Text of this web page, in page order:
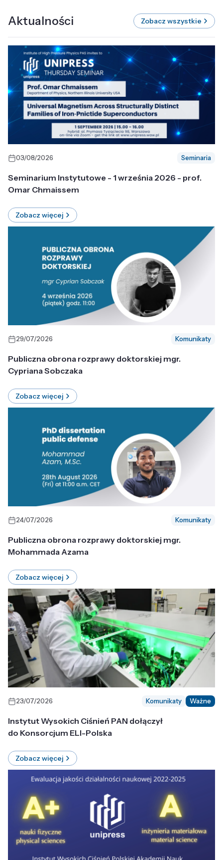
Aktualności Zobacz wszystkie
03/08/2026 Seminaria
Seminarium Instytutowe - 1 września 2026 - prof.
Omar Chmaissem
Zobacz więcej
29/07/2026 Komunikaty
Publiczna obrona rozprawy doktorskiej mgr.
Cypriana Sobczaka
Zobacz więcej
24/07/2026 Komunikaty
Publiczna obrona rozprawy doktorskiej mgr.
Mohammada Azama
Zobacz więcej
23/07/2026 Komunikaty Ważne
Instytut Wysokich Ciśnień PAN dołączył
do Konsorcjum ELI-Polska
Zobacz więcej